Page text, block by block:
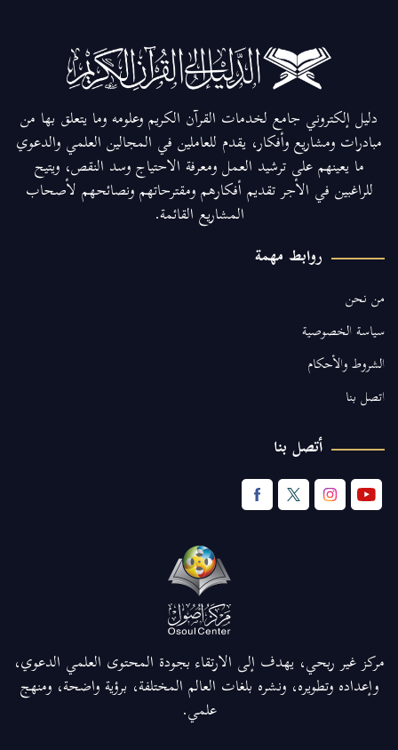
دليل إلكتروني جامع لخدمات القرآن الكريم وعلومه وما يتعلق بها من
مبادرات ومشاريع وأفكار، يقدم للعاملين في المجالين العلمي والدعوي
ما يعينهم على ترشيد العمل ومعرفة الاحتياج وسد النقص، ويتيح
للراغبين في الأجر تقديم أفكارهم ومقترحاتهم ونصائحهم لأصحاب
المشاريع القائمة.
روابط مهمة
من نحن
سياسة الخصوصية
الشروط والأحكام
اتصل بنا
أتصل بنا
مركز غير ربحي، يهدف إلى الارتقاء بجودة المحتوى العلمي الدعوي،
وإعداده وتطويره، ونشره بلغات العالم المختلفة، برؤية واضحة، ومنهج
علمي.